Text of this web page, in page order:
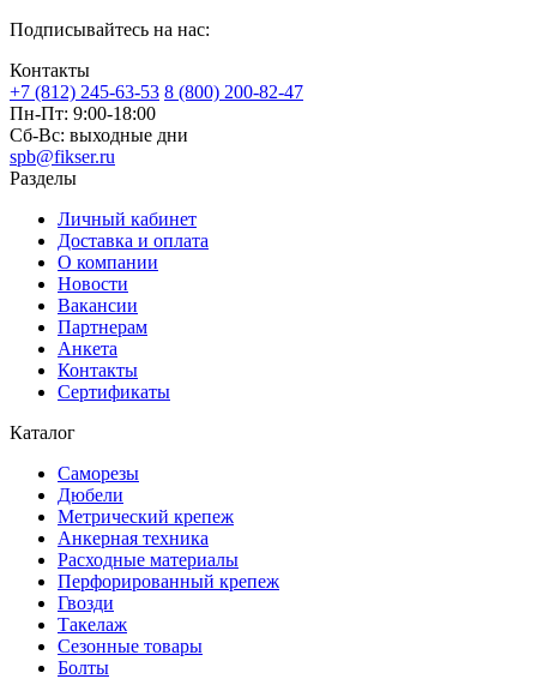
Подписывайтесь на нас:
Контакты
+7 (812) 245-63-53 8 (800) 200-82-47
Пн-Пт: 9:00-18:00
Сб-Вс: выходные дни
spb@fikser.ru
Разделы
Личный кабинет
Доставка и оплата
О компании
Новости
Вакансии
Партнерам
Анкета
Контакты
Сертификаты
Каталог
Саморезы
Дюбели
Метрический крепеж
Анкерная техника
Расходные материалы
Перфорированный крепеж
Гвозди
Такелаж
Сезонные товары
Болты